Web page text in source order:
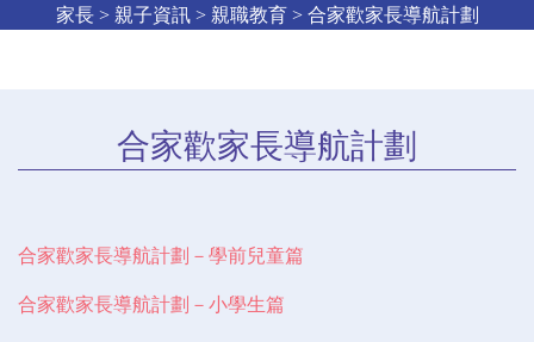
家長 > 親子資訊 > 親職教育 > 合家歡家長導航計劃
合家歡家長導航計劃
合家歡家長導航計劃－學前兒童篇
合家歡家長導航計劃－小學生篇